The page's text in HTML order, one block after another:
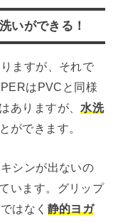
いができる！
ますが、それで
はPVCと同様
ありますが、 水洗
ができます。
シンが出ないの
います。グリップ
はなく 静的ヨガ